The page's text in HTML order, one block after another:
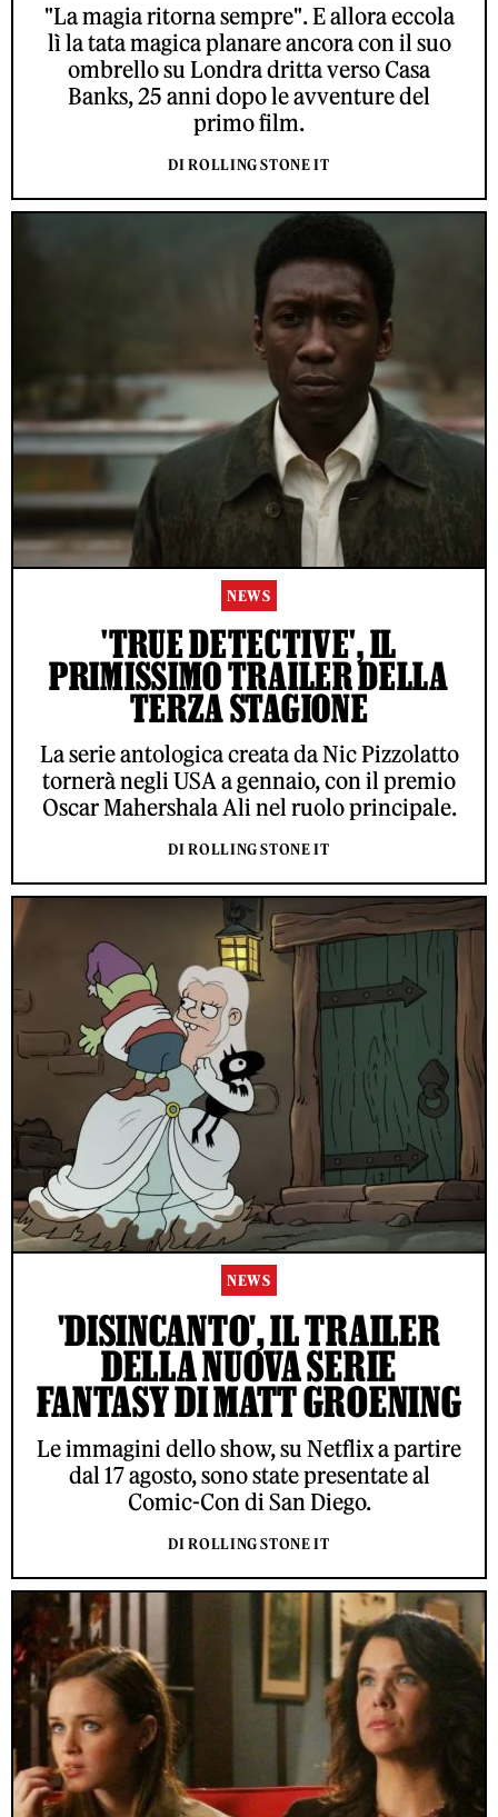
"La magia ritorna sempre". E allora eccola
lì la tata magica planare ancora con il suo
ombrello su Londra dritta verso Casa
Banks, 25 anni dopo le avventure del
primo film.
DI ROLLING STONE IT
NEWS
'TRUE DETECTIVE', IL
PRIMISSIMO TRAILER DELLA
TERZA STAGIONE
La serie antologica creata da Nic Pizzolatto
tornerà negli USA a gennaio, con il premio
Oscar Mahershala Ali nel ruolo principale.
DI ROLLING STONE IT
NEWS
'DISINCANTO', IL TRAILER
DELLA NUOVA SERIE
FANTASY DI MATT GROENING
Le immagini dello show, su Netflix a partire
dal 17 agosto, sono state presentate al
Comic-Con di San Diego.
DI ROLLING STONE IT